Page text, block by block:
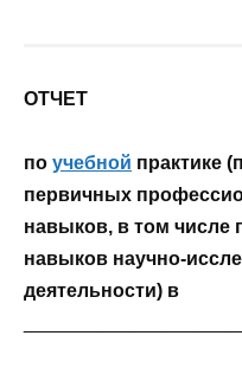
ОТЧЕТ
по учебной практике
первичных
навыков, в том числе
навыков научно-
деятельности) в